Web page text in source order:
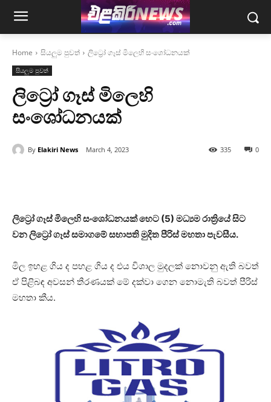
Home සියලුම පුවත් ලිට්‍රෝ ගෑස් මිලෙහි සංශෝධනයක්
සියලුම පුවත්
ලිට්‍රෝ ගෑස් මිලෙහි
සංශෝධනයක්
By Elakiri News March 4, 2023 0
335
ලිට්‍රෝ ගෑස් මිලෙහි සංශෝධනයක් හෙට (5) මධ්‍යම රාත්‍රියේ සිට
වන ලිට්‍රෝ ගෑස් සමාගමේ සභාපති මුදිත පීරිස් මහතා පැවසීය.
මිල ඉහළ ගිය ද පහළ ගිය ද එය විශාල මුදලක් නොවනු ඇති බවත්
ඒ පිළිබඳ අවසන් තීරණයක් මේ දක්වා ගෙන නොමැති බවත් පීරිස්
මහතා කීය.